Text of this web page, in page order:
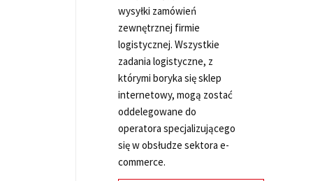
wysyłki zamówień
zewnętrznej firmie
logistycznej. Wszystkie
zadania logistyczne, z
którymi boryka się sklep
internetowy, mogą zostać
oddelegowane do
operatora specjalizującego
się w obsłudze sektora e-
commerce.